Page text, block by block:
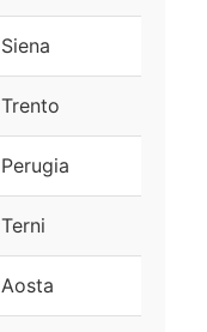
Siena
Trento
Perugia
Terni
Aosta